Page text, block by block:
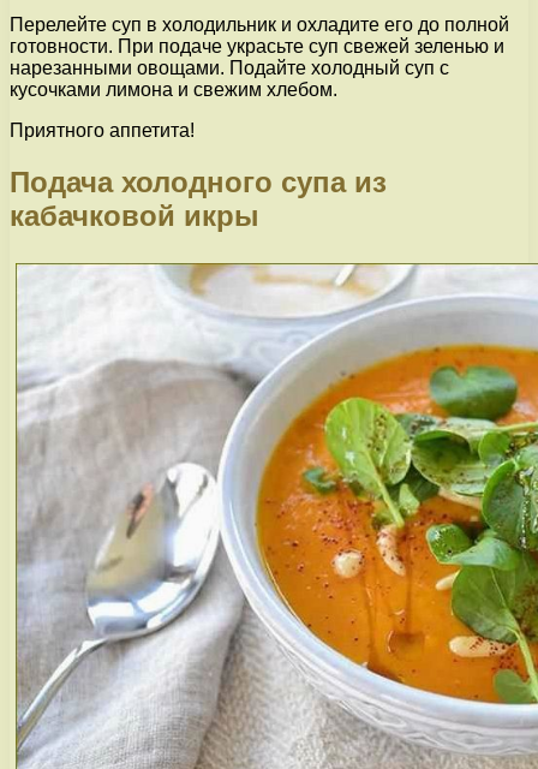
Перелейте суп в холодильник и охладите его до полной
готовности. При подаче украсьте суп свежей зеленью и
нарезанными овощами. Подайте холодный суп с
кусочками лимона и свежим хлебом.
Приятного аппетита!
Подача холодного супа из
кабачковой икры